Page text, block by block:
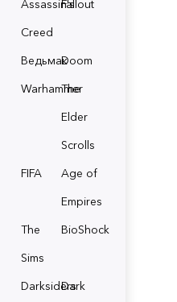
Assassin's
Creed
Fallout
ВедьмакDoom
Warhammer
The
Elder
Scrolls
FIFA
Age of
Empires
The
Sims
BioShock
Darksiders
Dark